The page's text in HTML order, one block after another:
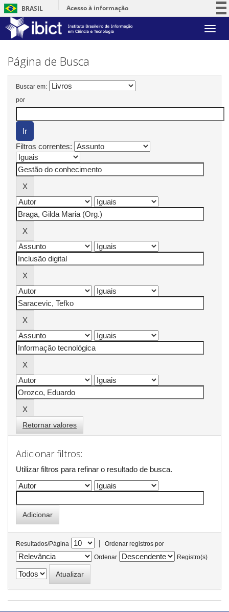
BRASIL
Acesso à informação
Serviços
Skip
Página de Busca
Buscar em:
por
Filtros correntes:
Retornar valores
Adicionar filtros:
Utilizar filtros para refinar o resultado de busca.
Resultados/Página |
Ordenar registros por
Ordenar
Registro(s)